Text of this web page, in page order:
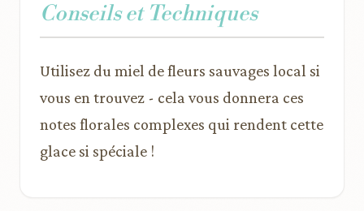
Conseils et Techniques
Utilisez du miel de fleurs sauvages local si
vous en trouvez - cela vous donnera ces
notes florales complexes qui rendent cette
glace si spéciale !